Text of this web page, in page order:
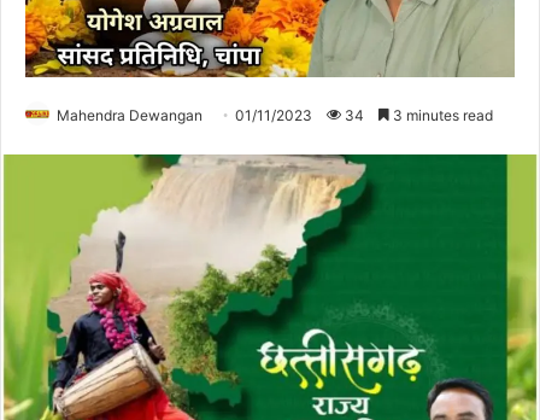
Mahendra Dewangan 01/11/2023 34 3 minutes read